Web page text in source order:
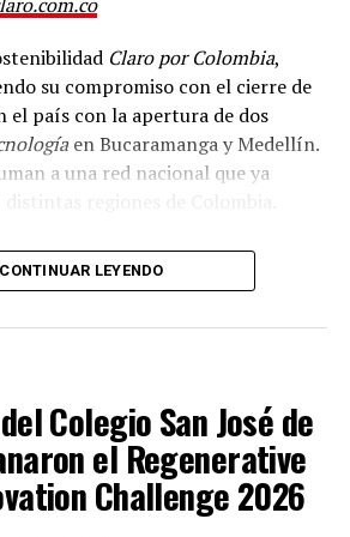
Claro por Colombia,
su compromiso con el cierre de
el país con la apertura de dos
en Bucaramanga y Medellín.
a una red nacional que ya
con PWC, PCSHECK y la
internacional YMCA, las
como
para el desarrollo de negocios y
parte de esta colaboración,
con equipos de cómputo estas
CONTINUAR LEYENDO
Colegio San José de
el Regenerative
Challenge 2026